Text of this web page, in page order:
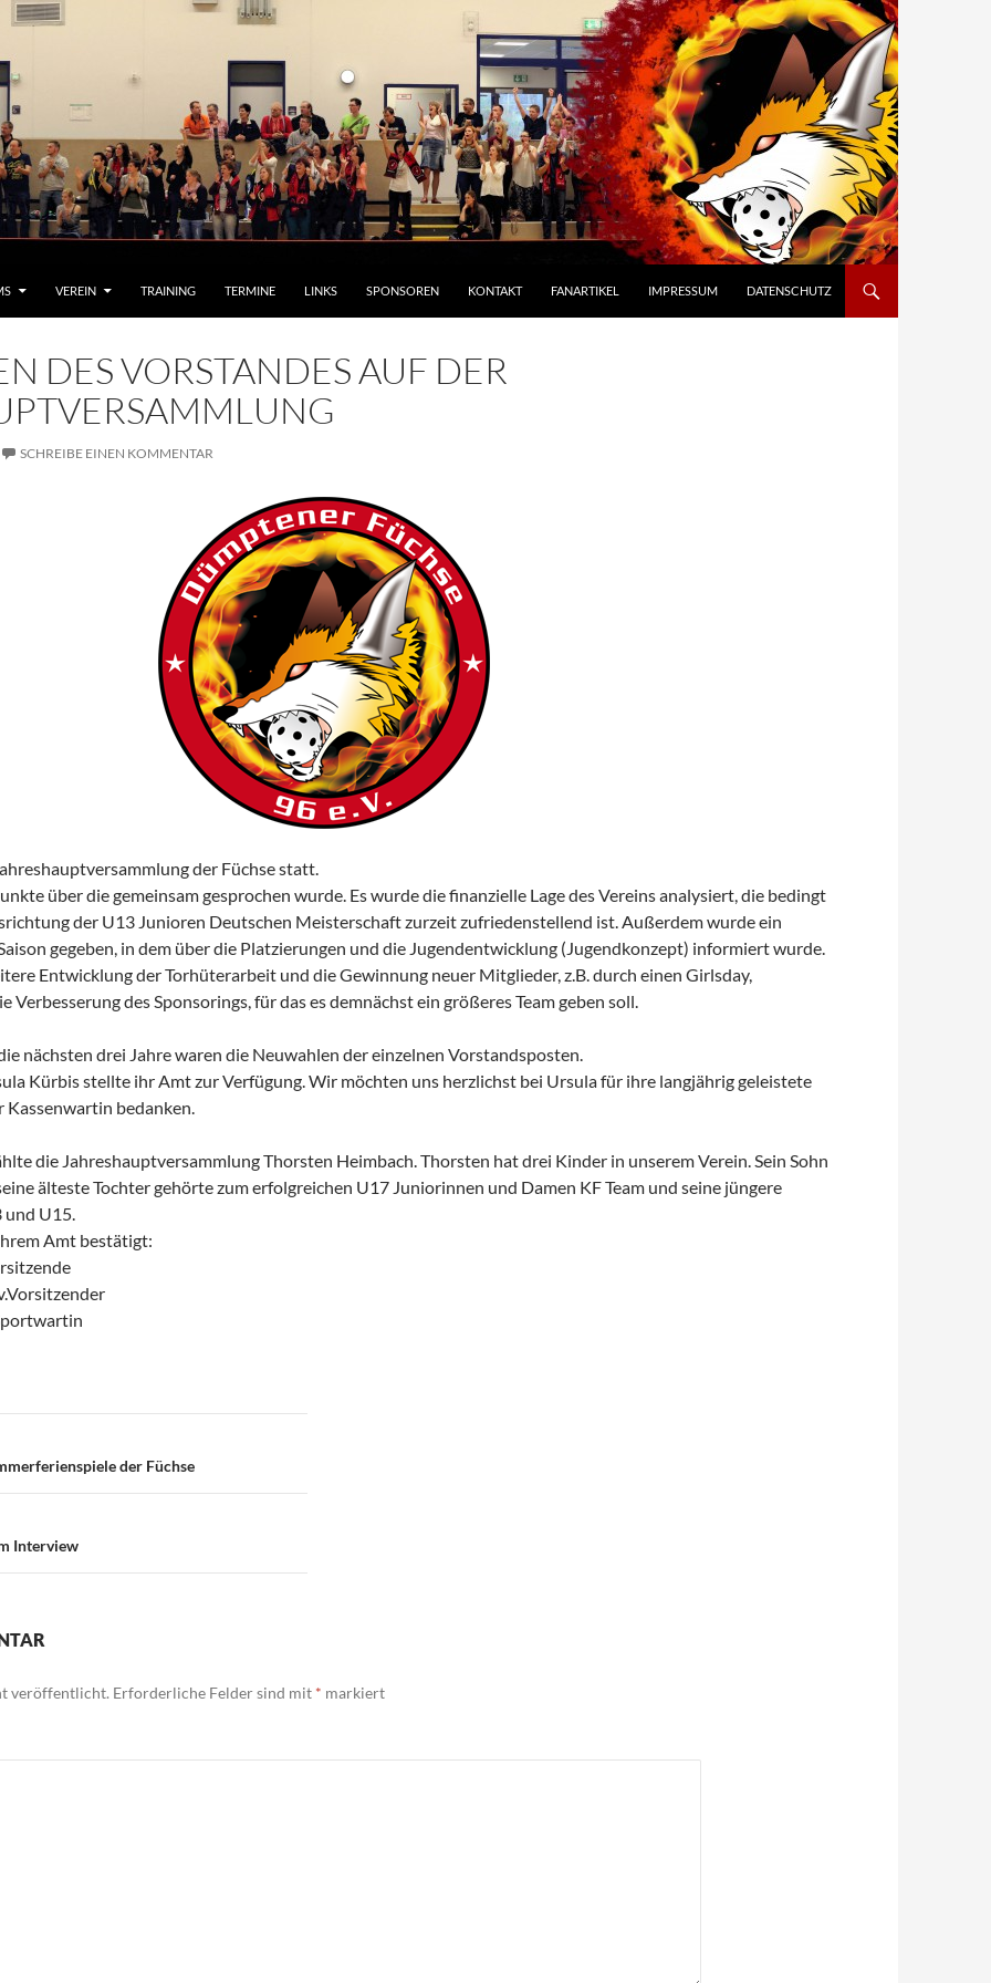
VEREIN TRAINING TERMINE LINKS SPONSOREN KONTAKT FANARTIKEL IMPRESSUM DATENSCHUTZ
DES VORSTANDES AUF DER
SCHREIBE EINEN KOMMENTAR
der Füchse statt.
über die gemeinsam gesprochen wurde. Es wurde die finanzielle Lage des Vereins analysiert, die bedingt
der U13 Junioren Deutschen Meisterschaft zurzeit zufriedenstellend ist. Außerdem wurde ein
gegeben, in dem über die Platzierungen und die Jugendentwicklung (Jugendkonzept) informiert wurde.
Entwicklung der Torhüterarbeit und die Gewinnung neuer Mitglieder, z.B. durch einen Girlsday,
Verbesserung des Sponsorings, für das es demnächst ein größeres Team geben soll.
nächsten drei Jahre waren die Neuwahlen der einzelnen Vorstandsposten.
Kürbis stellte ihr Amt zur Verfügung. Wir möchten uns herzlichst bei Ursula für ihre langjährig geleistete
bedanken.
die Jahreshauptversammlung Thorsten Heimbach. Thorsten hat drei Kinder in unserem Verein. Sein Sohn
älteste Tochter gehörte zum erfolgreichen U17 Juniorinnen und Damen KF Team und seine jüngere
und U15.
Amt bestätigt:
der Füchse
Interview
veröffentlicht. Erforderliche Felder sind mit * markiert